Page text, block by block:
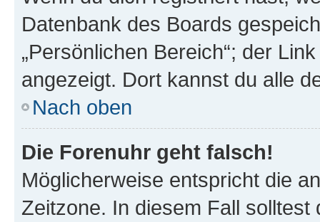
Datenbank des Boards
„Persönlichen Bereich“; der
angezeigt. Dort kannst du alle
Nach oben
Die Forenuhr geht falsch!
Möglicherweise entspricht die
Zeitzone. In diesem Fall solltest